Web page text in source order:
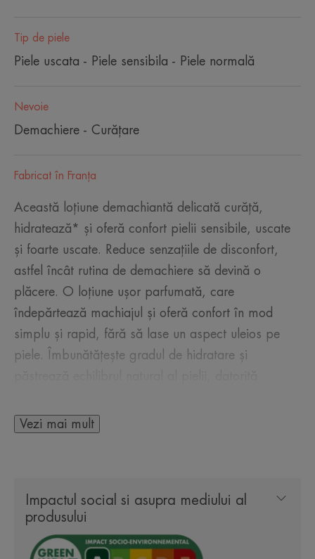
Tip de piele
Piele uscata - Piele sensibila - Piele normală
Nevoie
Demachiere - Curăţare
Fabricat în Franţa
Această loțiune demachiantă delicată curăță,
hidratează* și oferă confort pielii sensibile, uscate
și foarte uscate. Reduce senzațiile de disconfort,
astfel încât rutina de demachiere să devină o
plăcere. O loțiune ușor parfumată, care
îndepărtează machiajul și oferă confort în mod
simplu și rapid, fără să lase un aspect uleios pe
piele. Îmbunătățește gradul de hidratare și
are proprietăți calmante. Formula sa conține un
pentru persoanele care poartă lentile de contact.
Conține 98% ingrediente de origine naturală, fără
ingrediente de origine animală.
Vezi mai mult
Impactul social si asupra mediului al
produsului